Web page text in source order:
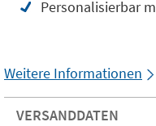
Personalisierbar
Weitere Informationen
VERSANDDATEN